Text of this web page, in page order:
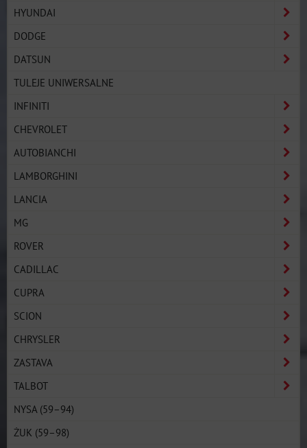
HYUNDAI
DODGE
DATSUN
TULEJE UNIWERSALNE
INFINITI
CHEVROLET
AUTOBIANCHI
LAMBORGHINI
LANCIA
MG
ROVER
CADILLAC
CUPRA
SCION
CHRYSLER
ZASTAVA
TALBOT
NYSA (59–94)
ŻUK (59–98)